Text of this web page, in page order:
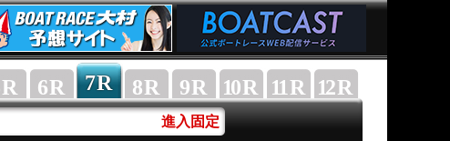
R 6R 7R 8R 9R 10R 11R 12R
進入固定